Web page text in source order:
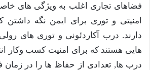
فضاهای تجاری اغلب به ویژگی های
امنیتی و توری برای ایمن نگه داشتن
دارند. درب آکاردئونی و توری های
هایی هستند که برای امنیت کسب وکار
درب ها, تعدادی از حفاظ ها را در